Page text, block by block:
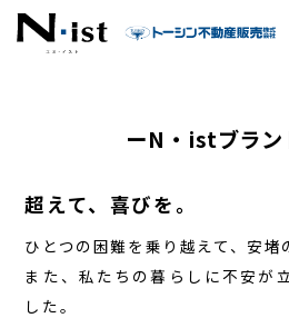
ーN・istブラン
超えて、喜びを。
ひとつの困難を乗り越えて、安堵
また、私たちの暮らしに不安が
した。
住宅性能